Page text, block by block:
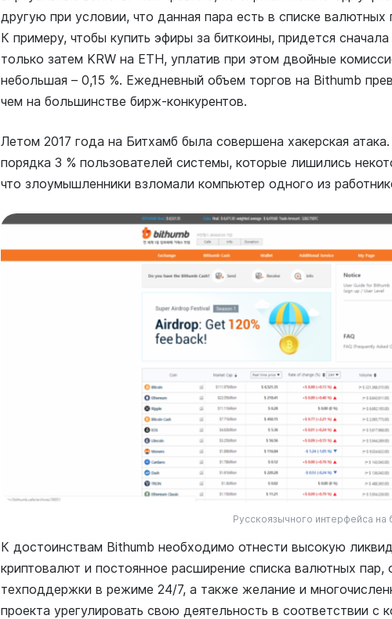
другую при условии, что данная пара есть в списке
К примеру, чтобы купить эфиры за биткоины, придется
только затем KRW на ETH, уплатив при этом двойные
небольшая – 0,15 %. Ежедневный объем торгов на Bithumb
чем на большинстве бирж-конкурентов.
Летом 2017 года на Битхамб была совершена хакерская
порядка 3 % пользователей системы, которые лишились
что злоумышленники взломали компьютер одного из
Русскоязычного интерфейса
К достоинствам Bithumb необходимо отнести высокую
криптовалют и постоянное расширение списка валютных пар,
техподдержки в режиме 24/7, а также желание и
проекта урегулировать свою деятельность в соответствии с